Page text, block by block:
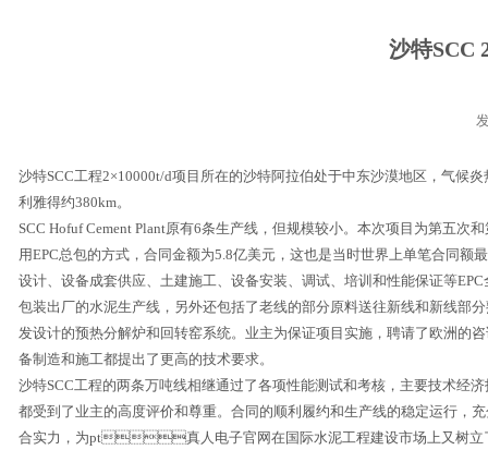
沙特SCC
沙特SCC工程2×10000t/d项目所在的沙特阿拉伯处于中东沙漠地区，气
利雅得约380km。
SCC Hofuf Cement Plant原有6条生产线，但规模较小。本次项目为第五次
用EPC总包的方式，合同金额为5.8亿美元，这也是当时世界上单笔合同额
设计、设备成套供应、土建施工、设备安装、调试、培训和性能保证等EPC
包装出厂的水泥生产线，另外还包括了老线的部分原料送往新线和新线部分
发设计的预热分解炉和回转窑系统。业主为保证项目实施，聘请了欧洲的
备制造和施工都提出了更高的技术要求。
沙特SCC工程的两条万吨线相继通过了各项性能测试和考核，主要技术经
都受到了业主的高度评价和尊重。合同的顺利履约和生产线的稳定运行，
合实力，为pt真人电子官网在国际水泥工程建设市场上又树立